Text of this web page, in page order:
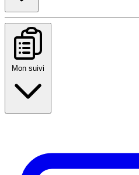
Mon suivi